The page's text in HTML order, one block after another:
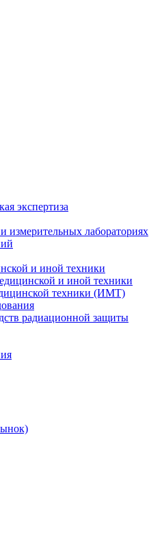
экспертиза
измерительных лабораториях
и иной техники
и иной техники
техники (ИМТ)
радиационной защиты